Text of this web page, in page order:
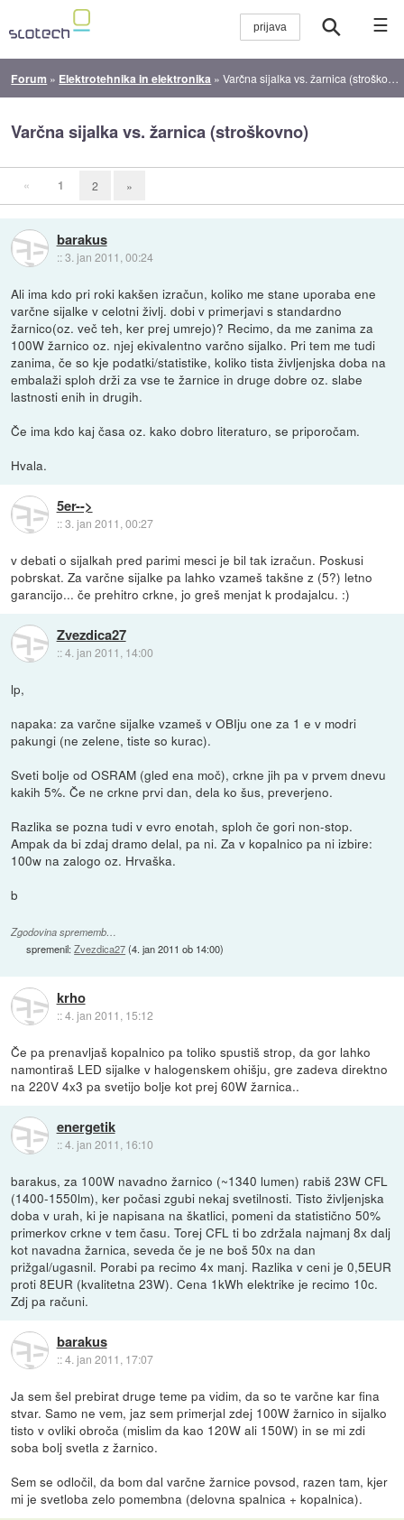
☰
Forum » Elektrotehnika in elektronika »Varčna sijalka vs. žarnica (stroškovno)
Varčna sijalka vs. žarnica (stroškovno)
« 1 2 »
barakus
::3. jan 2011, 00:24
Ali ima kdo pri roki kakšen izračun, koliko me stane uporaba ene
varčne sijalke v celotni življ. dobi v primerjavi s standardno
žarnico(oz. več teh, ker prej umrejo)? Recimo, da me zanima za
100W žarnico oz. njej ekivalentno varčno sijalko. Pri tem me tudi
zanima, če so kje podatki/statistike, koliko tista življenjska doba na
embalaži sploh drži za vse te žarnice in druge dobre oz. slabe
lastnosti enih in drugih.
Če ima kdo kaj časa oz. kako dobro literaturo, se priporočam.
Hvala.
5er-->
::3. jan 2011, 00:27
v debati o sijalkah pred parimi mesci je bil tak izračun. Poskusi
pobrskat. Za varčne sijalke pa lahko vzameš takšne z (5?) letno
garancijo... če prehitro crkne, jo greš menjat k prodajalcu. :)
Zvezdica27
::4. jan 2011, 14:00
lp,
napaka: za varčne sijalke vzameš v OBIju one za 1 e v modri
pakungi (ne zelene, tiste so kurac).
Sveti bolje od OSRAM (gled ena moč), crkne jih pa v prvem dnevu
kakih 5%. Če ne crkne prvi dan, dela ko šus, preverjeno.
Razlika se pozna tudi v evro enotah, sploh če gori non-stop.
Ampak da bi zdaj dramo delal, pa ni. Za v kopalnico pa ni izbire:
100w na zalogo oz. Hrvaška.
b
Zgodovina sprememb…
spremenil:Zvezdica27(4. jan 2011 ob 14:00)
krho
::4. jan 2011, 15:12
Če pa prenavljaš kopalnico pa toliko spustiš strop, da gor lahko
namontiraš LED sijalke v halogenskem ohišju, gre zadeva direktno
na 220V 4x3 pa svetijo bolje kot prej 60W žarnica..
energetik
::4. jan 2011, 16:10
barakus, za 100W navadno žarnico (~1340 lumen) rabiš 23W CFL
(1400-1550lm), ker počasi zgubi nekaj svetilnosti. Tisto življenjska
doba v urah, ki je napisana na škatlici, pomeni da statistično 50%
primerkov crkne v tem času. Torej CFL ti bo zdržala najmanj 8x dalj
kot navadna žarnica, seveda če je ne boš 50x na dan
prižgal/ugasnil. Porabi pa recimo 4x manj. Razlika v ceni je 0,5EUR
proti 8EUR (kvalitetna 23W). Cena 1kWh elektrike je recimo 10c.
Zdj pa računi.
barakus
::4. jan 2011, 17:07
Ja sem šel prebirat druge teme pa vidim, da so te varčne kar fina
stvar. Samo ne vem, jaz sem primerjal zdej 100W žarnico in sijalko
tisto v ovliki obroča (mislim da kao 120W ali 150W) in se mi zdi
soba bolj svetla z žarnico.
Sem se odločil, da bom dal varčne žarnice povsod, razen tam, kjer
mi je svetloba zelo pomembna (delovna spalnica + kopalnica).